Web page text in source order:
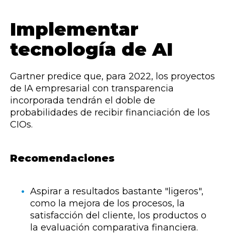
Implementar
tecnología de AI
Gartner predice que, para 2022, los proyectos
de IA empresarial con transparencia
incorporada tendrán el doble de
probabilidades de recibir financiación de los
CIOs.
Recomendaciones
Aspirar a resultados bastante "ligeros",
como la mejora de los procesos, la
satisfacción del cliente, los productos o
la evaluación comparativa financiera.